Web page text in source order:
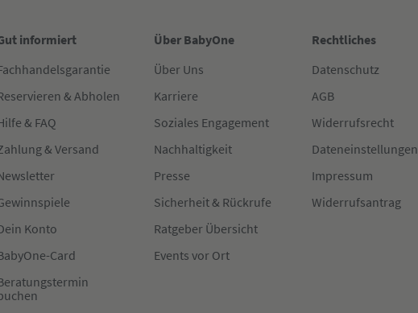
informiert
& Abholen
& FAQ
& Versand
Konto
Card
Über BabyOne
Über Uns
Karriere
Soziales Engagement
Nachhaltigkeit
Presse
Sicherheit & Rückrufe
Ratgeber Übersicht
Events vor Ort
Rechtliches
Datenschutz
AGB
Widerrufsrecht
Dateneinstellungen
Impressum
Widerrufsantrag